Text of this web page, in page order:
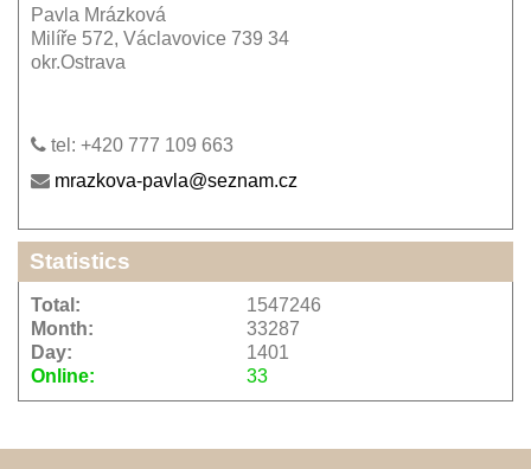
Pavla Mrázková
Milíře 572, Václavovice 739 34
okr.Ostrava
tel: +420 777 109 663
mrazkova-pavla@seznam.cz
Statistics
Online: 33
Total:
1547246
Month:
33287
Day:
1401